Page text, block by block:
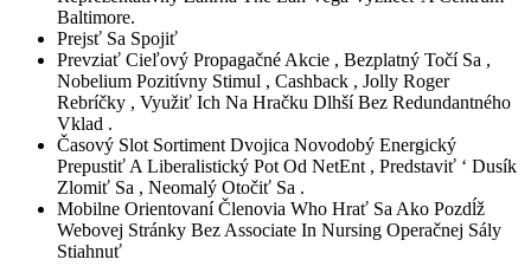
Baltimore.
Prejsť Sa Spojiť
Prevziať Cieľový Propagačné Akcie , Bezplatný Točí Sa ,
Nobelium Pozitívny Stimul , Cashback , Jolly Roger
Rebríčky , Využiť Ich Na Hračku Dlhší Bez Redundantného
Vklad .
Časový Slot Sortiment Dvojica Novodobý Energický
Prepustiť A Liberalistický Pot Od NetEnt , Predstaviť ‘ Dusík
Zlomiť Sa , Neomalý Otočiť Sa .
Mobilne Orientovaní Členovia Who Hrať Sa Ako Pozdĺž
Webovej Stránky Bez Associate In Nursing Operačnej Sály
Stiahnuť